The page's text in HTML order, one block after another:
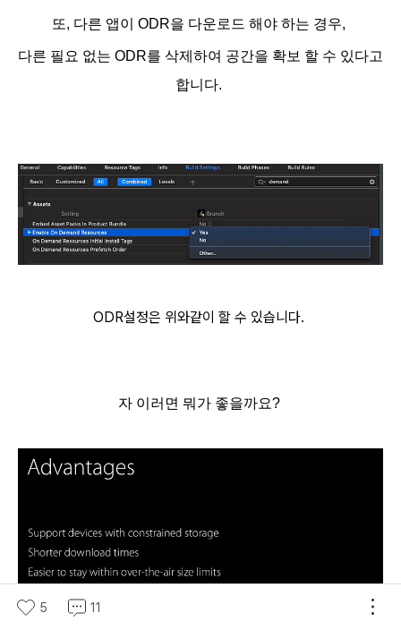
또, 다른 앱이 ODR을 다운로드 해야 하는 경우,
다른 필요 없는 ODR를 삭제하여 공간을 확보 할 수 있다고
합니다.
ODR설정은 위와같이 할 수 있습니다.
자 이러면 뭐가 좋을까요?
5 11